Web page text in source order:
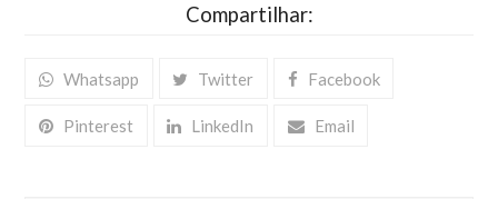
Compartilhar:
Whatsapp Twitter Facebook
Pinterest LinkedIn Email